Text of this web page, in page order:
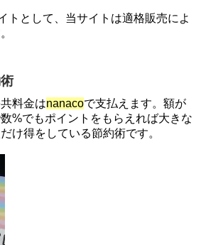
量】PayPayカード、まるごとフラットリボ
利用で10000ptがもらえるキャンペーン！
ィナンシャルグループの株主限定！2万円
口座開設キャンペーン。7/31まで
限定】楽天ペイで決済すると最大300ポイ
ンペーン！～6/1
マリオットボンヴォイにログインできな
ワード変更不可の原因はコレでした。
トとして、当サイトは適格販売によ
料金はnanacoで支払えます。額が
%でもポイントをもらえれば大きな
け得をしている節約術です。